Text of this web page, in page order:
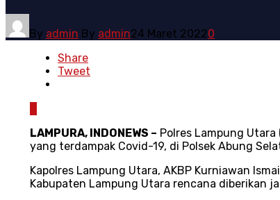
By admin By admin24 Maret 20220
Share
Tweet
LAMPURA, INDONEWS – Polres Lampung
yang terdampak Covid-19, di Polsek Abung
Kapolres Lampung Utara, AKBP Kurniawan
Kabupaten Lampung Utara rencana diberikan